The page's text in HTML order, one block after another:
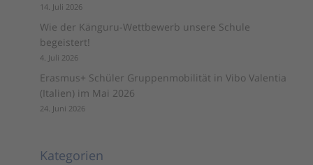
14. Juli 2026
Wie der Känguru-Wettbewerb unsere Schule
begeistert!
4. Juli 2026
Erasmus+ Schüler Gruppenmobilität in Vibo Valentia
(Italien) im Mai 2026
24. Juni 2026
Kategorien